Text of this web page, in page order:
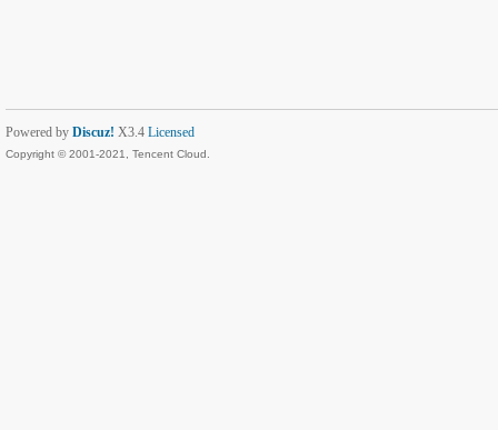
Powered by Discuz! X3.4 Licensed
Copyright © 2001-2021, Tencent Cloud.